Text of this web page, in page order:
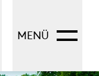
MENÜ